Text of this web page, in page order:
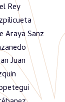
Rey
Araya Sanz
Juan